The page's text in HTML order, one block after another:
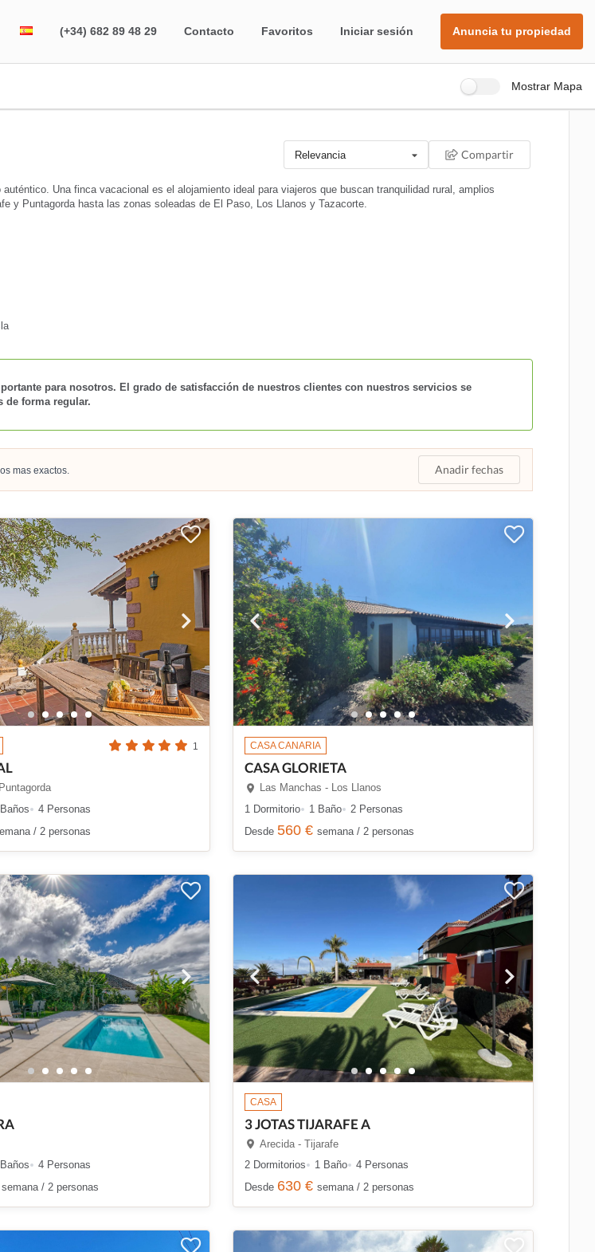
(+34) 682 89 48 29 Contacto Favoritos Iniciar sesión Anuncia tu propiedad
Mostrar Mapa
Relevancia Compartir
Una finca vacacional es el alojamiento ideal para viajeros que buscan tranquilidad rural, amplios
y Puntagorda hasta las zonas soleadas de El Paso, Los Llanos y Tazacorte.
para nosotros. El grado de satisfacción de nuestros clientes con nuestros servicios se
de forma regular.
mas exactos. Anadir fechas
1
4 Personas
/ 2 personas
CASA CANARIA
CASA GLORIETA
Las Manchas - Los Llanos
1 Dormitorio
1 Baño
2 Personas
Desde 560 € semana / 2 personas
4 Personas
semana / 2 personas
CASA
3 JOTAS TIJARAFE A
Arecida - Tijarafe
2 Dormitorios
1 Baño
4 Personas
Desde 630 € semana / 2 personas